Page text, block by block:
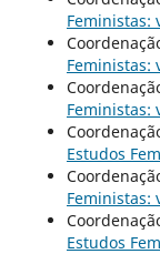
Feministas:
Feministas:
Feministas:
Estudos
Feministas:
Estudos